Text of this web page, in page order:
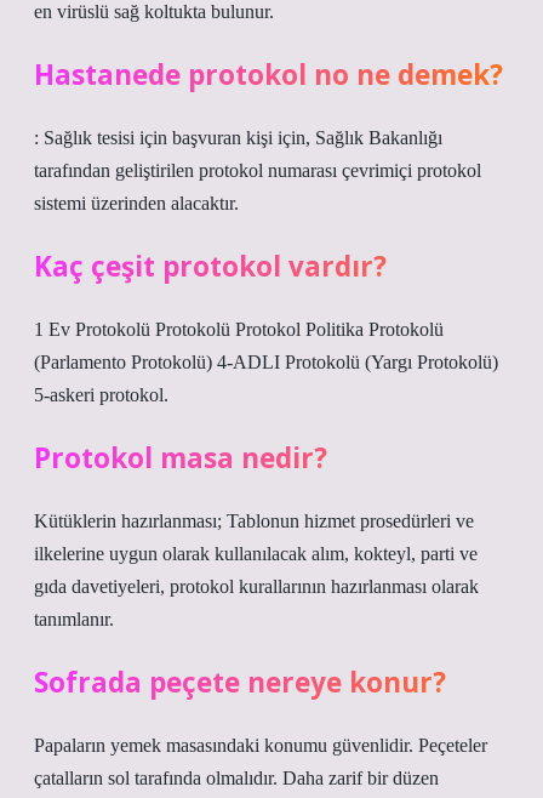
en virüslü sağ koltukta bulunur.
Hastanede protokol no ne demek?
: Sağlık tesisi için başvuran kişi için, Sağlık Bakanlığı
tarafından geliştirilen protokol numarası çevrimiçi protokol
sistemi üzerinden alacaktır.
Kaç çeşit protokol vardır?
1 Ev Protokolü Protokolü Protokol Politika Protokolü
(Parlamento Protokolü) 4-ADLI Protokolü (Yargı Protokolü)
5-askeri protokol.
Protokol masa nedir?
Kütüklerin hazırlanması; Tablonun hizmet prosedürleri ve
ilkelerine uygun olarak kullanılacak alım, kokteyl, parti ve
gıda davetiyeleri, protokol kurallarının hazırlanması olarak
tanımlanır.
Sofrada peçete nereye konur?
Papaların yemek masasındaki konumu güvenlidir. Peçeteler
çatalların sol tarafında olmalıdır. Daha zarif bir düzen